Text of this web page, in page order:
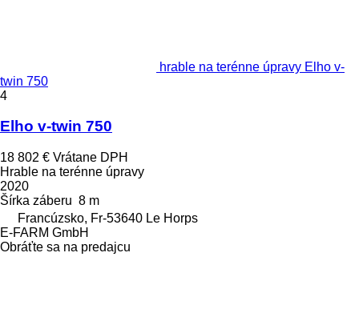
hrable na terénne úpravy Elho v-
twin 750
4
Elho v-twin 750
18 802 € Vrátane DPH
Hrable na terénne úpravy
2020
Šírka záberu 8 m
Francúzsko, Fr-53640 Le Horps
E-FARM GmbH
Obráťte sa na predajcu